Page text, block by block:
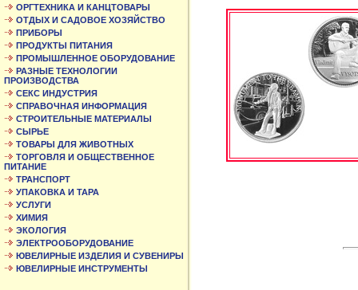
ОРГТЕХНИКА И КАНЦТОВАРЫ
ОТДЫХ И САДОВОЕ ХОЗЯЙСТВО
ПРИБОРЫ
ПРОДУКТЫ ПИТАНИЯ
ПРОМЫШЛЕННОЕ ОБОРУДОВАНИЕ
РАЗНЫЕ ТЕХНОЛОГИИ
ПРОИЗВОДСТВА
СЕКС ИНДУСТРИЯ
СПРАВОЧНАЯ ИНФОРМАЦИЯ
СТРОИТЕЛЬНЫЕ МАТЕРИАЛЫ
СЫРЬЕ
ТОВАРЫ ДЛЯ ЖИВОТНЫХ
ТОРГОВЛЯ И ОБЩЕСТВЕННОЕ
ПИТАНИЕ
ТРАНСПОРТ
УПАКОВКА И ТАРА
УСЛУГИ
ХИМИЯ
ЭКОЛОГИЯ
ЭЛЕКТРООБОРУДОВАНИЕ
ЮВЕЛИРНЫЕ ИЗДЕЛИЯ И СУВЕНИРЫ
ЮВЕЛИРНЫЕ ИНСТРУМЕНТЫ